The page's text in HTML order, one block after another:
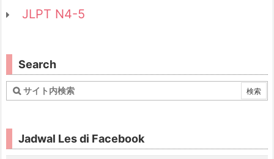
JLPT N4-5
Search
Jadwal Les di Facebook